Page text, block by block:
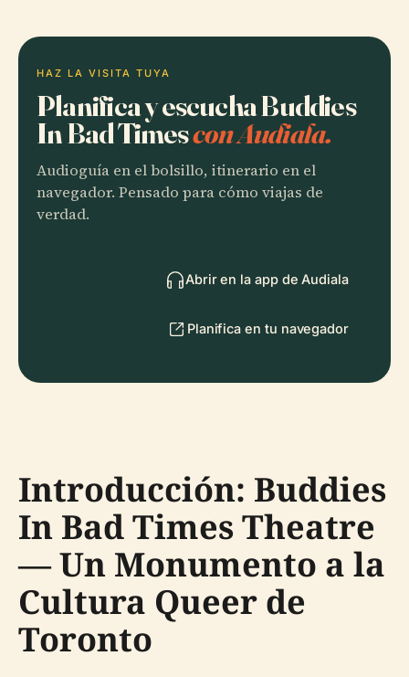
HAZ LA VISITA TUYA
Planifica y escucha Buddies
In Bad Timescon Audiala.
Audioguía en el bolsillo, itinerario en el
navegador. Pensado para cómo viajas de
verdad.
Abrir en la app de Audiala
Planifica en tu navegador
Introducción: Buddies
In Bad Times Theatre
— Un Monumento a la
Cultura Queer de
Toronto